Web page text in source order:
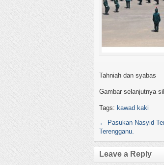
Tahniah dan syabas
Gambar selanjutnya
Tags: kawad kaki
← Pasukan Nasyid
Terengganu.
Leave a Reply